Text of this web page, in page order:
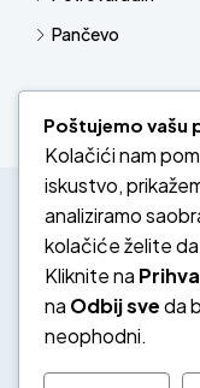
Pančevo
Poštujemo vašu
Kolačići nam
iskustvo,
analiziramo
kolačiće želite
Kliknite na
na Odbij sveda
neophodni.